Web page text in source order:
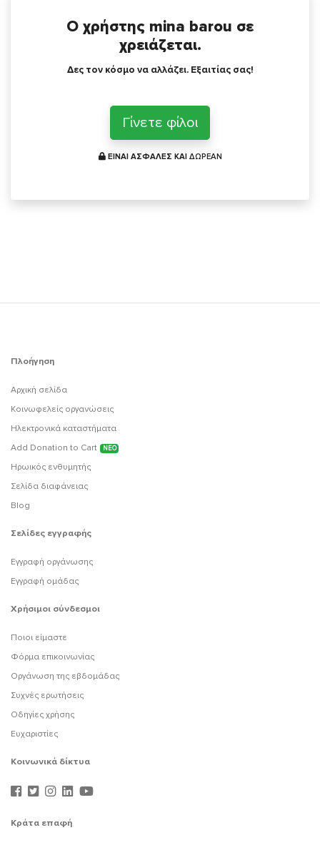
Ο χρήστης mina barou σε
χρειάζεται.
Δες τον κόσμο να αλλάζει. Εξαιτίας σας!
Γίνετε φίλοι
ΕΙΝΑΙ ΑΣΦΑΛΕΣ ΚΑΙ ΔΩΡΕΑΝ
Πλοήγηση
Αρχική σελίδα
Κοινωφελείς οργανώσεις
Ηλεκτρονικά καταστήματα
Add Donation to Cart
ΝΕΟ
Ηρωικός ενθυμητής
Σελίδα διαφάνειας
Blog
Σελίδες εγγραφής
Εγγραφή οργάνωσης
Εγγραφή ομάδας
Χρήσιμοι σύνδεσμοι
Ποιοι είμαστε
Φόρμα επικοινωνίας
Οργάνωση της εβδομάδας
Συχνές ερωτήσεις
Οδηγίες χρήσης
Ευχαριστίες
Κοινωνικά δίκτυα
Κράτα επαφή